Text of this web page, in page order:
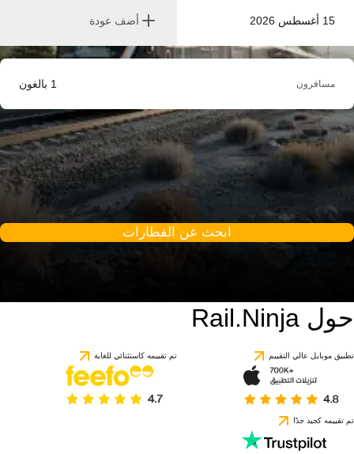
15 أغسطس 2026 أضف عودة
مسافرون 1 بالغون
ابحث عن القطارات
حول Rail.Ninja
تطبيق موبايل عالي التقييم تم تقييمه كاستثنائي للغاية
تم تقييمه كجيد جدًا